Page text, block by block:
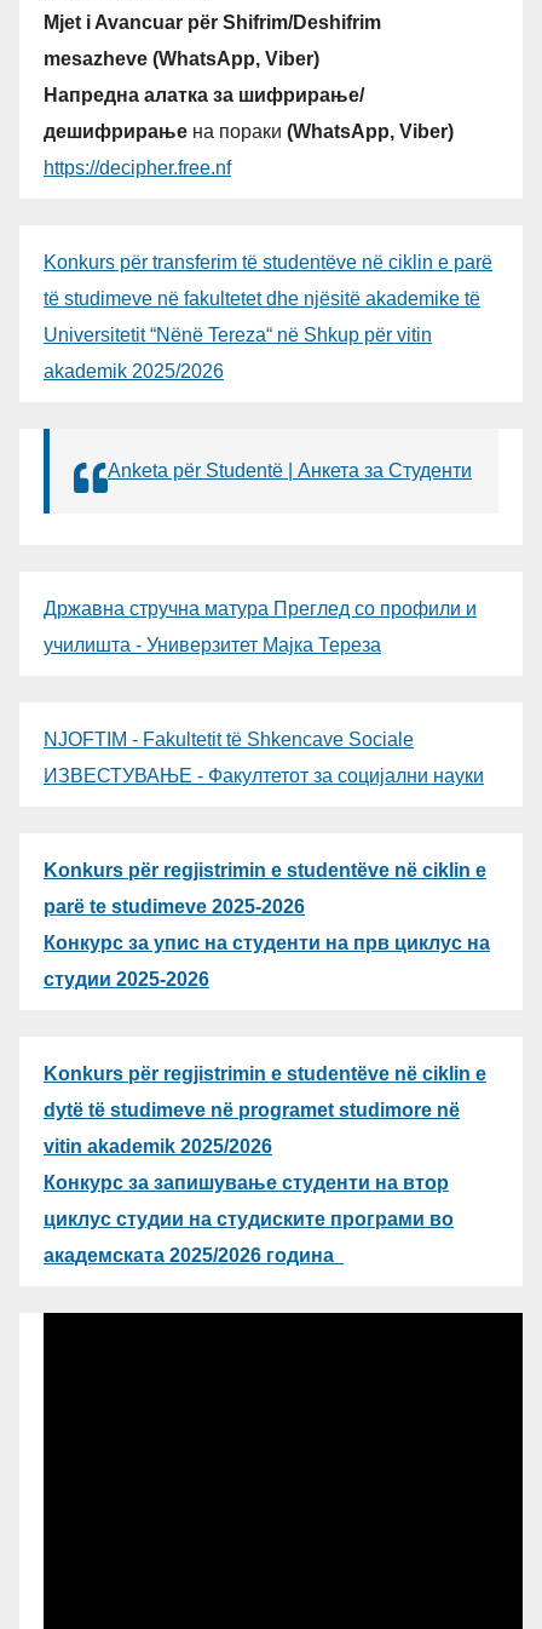
Mjet i Avancuar për Shifrim/Deshifrim
mesazheve (WhatsApp, Viber)
Напредна алатка за шифрирање/
дешифрирање на пораки (WhatsApp, Viber)
https://decipher.free.nf
Konkurs për transferim të studentëve në ciklin e parë
të studimeve në fakultetet dhe njësitë akademike të
Universitetit “Nënë Tereza“ në Shkup për vitin
akademik 2025/2026
Anketa për Studentë | Анкета за Студенти
Државна стручна матура Преглед со профили и
училишта - Универзитет Мајка Тереза
NJOFTIM - Fakultetit të Shkencave Sociale
ИЗВЕСТУВАЊЕ - Факултетот за социјални науки
Konkurs për regjistrimin e studentëve në ciklin e
parë te studimeve 2025-2026
Конкурс за упис на студенти на прв циклус на
студии 2025-2026
Konkurs për regjistrimin e studentëve në ciklin e
dytë të studimeve në programet studimore në
vitin akademik 2025/2026
Конкурс за запишување студенти на втор
циклус студии на студиските програми во
академската 2025/2026 година